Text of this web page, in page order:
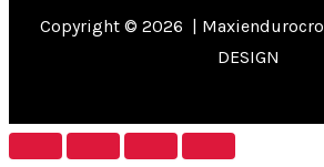
Copyright © 2026 |
DESIGN